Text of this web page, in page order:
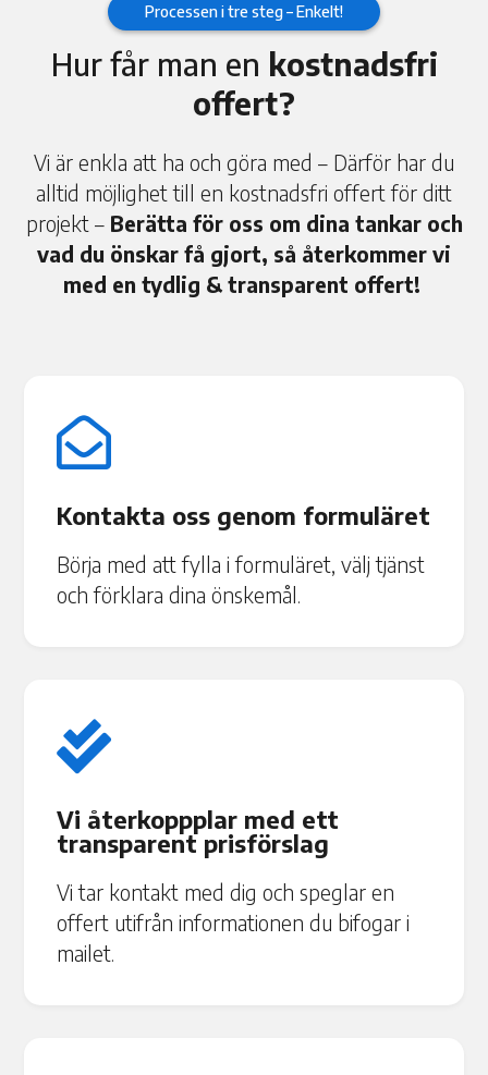
Processen i tre steg – Enkelt!
Hur får man en kostnadsfri
offert?
Vi är enkla att ha och göra med – Därför har du
alltid möjlighet till en kostnadsfri offert för ditt
projekt – Berätta för oss om dina tankar och
vad du önskar få gjort, så återkommer vi
med en tydlig & transparent offert!

Kontakta oss genom formuläret
Börja med att fylla i formuläret, välj tjänst
och förklara dina önskemål.

Vi återkoppplar med ett
transparent prisförslag
Vi tar kontakt med dig och speglar en
offert utifrån informationen du bifogar i
mailet.